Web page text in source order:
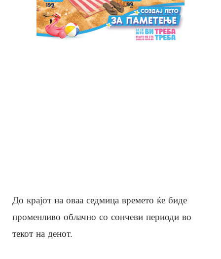
До крајот на оваа седмица времето ќе биде
променливо облачно со сончеви периоди во
текот на денот.